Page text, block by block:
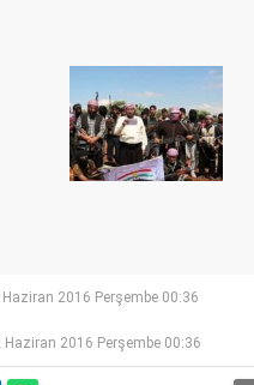
Haziran 2016 Perşembe 00:36
Haziran 2016 Perşembe 00:36